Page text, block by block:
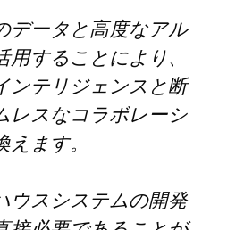
データと高度なアル
することにより、
ンテリジェンスと断
レスなコラボレーシ
ます。
ウスシステムの開発